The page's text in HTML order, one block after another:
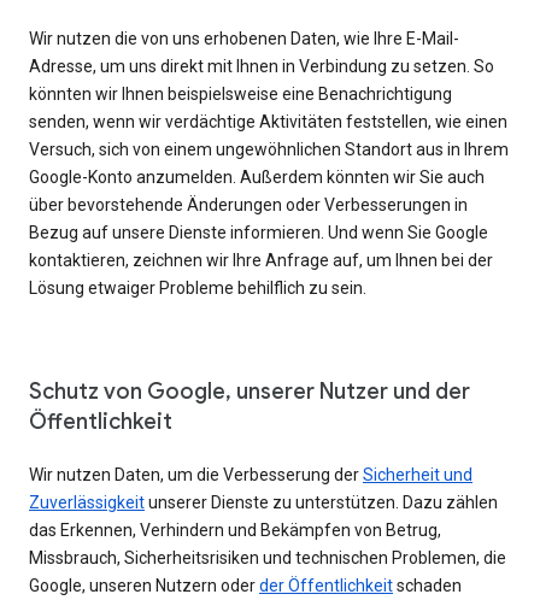
Wir nutzen die von uns erhobenen Daten, wie Ihre E-Mail-
Adresse, um uns direkt mit Ihnen in Verbindung zu setzen. So
könnten wir Ihnen beispielsweise eine Benachrichtigung
senden, wenn wir verdächtige Aktivitäten feststellen, wie einen
Versuch, sich von einem ungewöhnlichen Standort aus in Ihrem
Google-Konto anzumelden. Außerdem könnten wir Sie auch
über bevorstehende Änderungen oder Verbesserungen in
Bezug auf unsere Dienste informieren. Und wenn Sie Google
kontaktieren, zeichnen wir Ihre Anfrage auf, um Ihnen bei der
Lösung etwaiger Probleme behilflich zu sein.
Schutz von Google, unserer Nutzer und der
Öffentlichkeit
Wir nutzen Daten, um die Verbesserung derSicherheit und
Zuverlässigkeitunserer Dienste zu unterstützen. Dazu zählen
das Erkennen, Verhindern und Bekämpfen von Betrug,
Missbrauch, Sicherheitsrisiken und technischen Problemen, die
Google, unseren Nutzern oderder Öffentlichkeitschaden